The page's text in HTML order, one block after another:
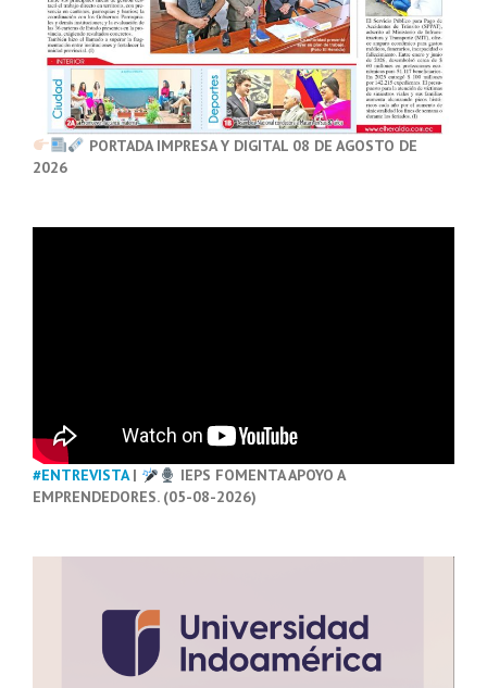
PORTADA IMPRESA Y DIGITAL 08 DE AGOSTO DE
2026
#ENTREVISTA|
IEPS FOMENTA APOYO A
EMPRENDEDORES. (05-08-2026)